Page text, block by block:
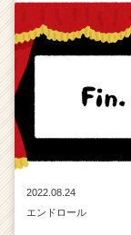
2022.08.24
エンドロール